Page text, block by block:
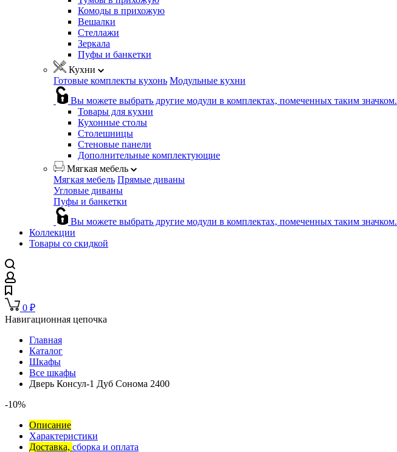
Комоды в прихожую
Вешалки
Стеллажи
Зеркала
Пуфы и банкетки
Кухни
Готовые комплекты кухонь Модульные кухни
Вы можете выбрать другие модули в комплектах, помеченных таким значком.
Товары для кухни
Кухонные столы
Столешницы
Стеновые панели
Дополнительные комплектующие
Мягкая мебель
Мягкая мебель Прямые диваны
Угловые диваны
Пуфы и банкетки
Вы можете выбрать другие модули в комплектах, помеченных таким значком.
Коллекции
Товары со скидкой
0 ₽
Навигационная цепочка
Главная
Каталог
Шкафы
Все шкафы
Дверь Консул-1 Дуб Сонома 2400
-10%
Описание
Характеристики
Доставка, сборка и оплата